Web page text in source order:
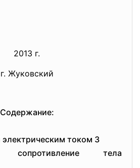
2013 г.
г. Жуковский
Содержание:
током 3
сопротивление тела